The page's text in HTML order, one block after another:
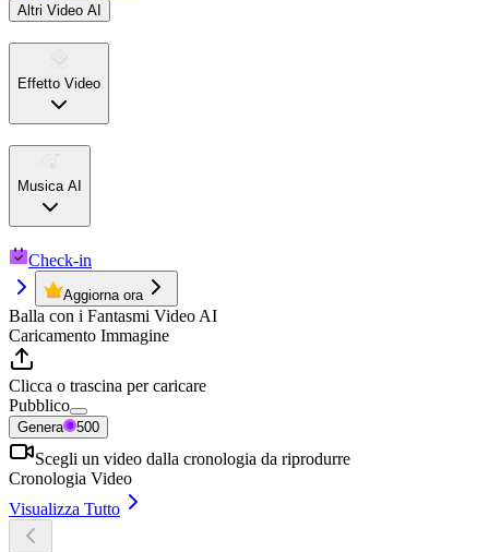
Altri Video AI
Effetto Video
Musica AI
Check-in
Aggiorna ora
Balla con i Fantasmi Video AI
Caricamento Immagine
Clicca o trascina per caricare
Pubblico
Genera 500
Scegli un video dalla cronologia da riprodurre
Cronologia Video
Visualizza Tutto